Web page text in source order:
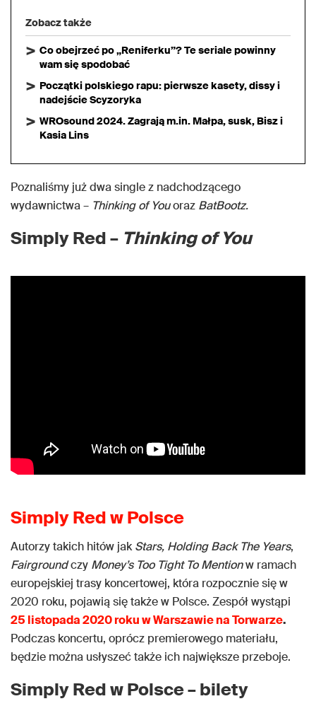
Zobacz także
Co obejrzeć po „Reniferku”? Te seriale powinny
wam się spodobać
Początki polskiego rapu: pierwsze kasety, dissy i
nadejście Scyzoryka
WROsound 2024. Zagrają m.in. Małpa, susk, Bisz i
Kasia Lins
Poznaliśmy już dwa single z nadchodzącego
wydawnictwa – Thinking of Youoraz BatBootz.
Simply Red – Thinking of You
Simply Red w Polsce
Autorzy takich hitów jakStars, Holding Back The Years,
Fairgroundczy Money’s Too Tight To Mentionw ramach
europejskiej trasy koncertowej, która rozpocznie się w
2020 roku, pojawią się także w Polsce. Zespół wystąpi
25 listopada 2020 roku w Warszawie na Torwarze.
Podczas koncertu, oprócz premierowego materiału,
będzie można usłyszeć także ich największe przeboje.
Simply Red w Polsce – bilety